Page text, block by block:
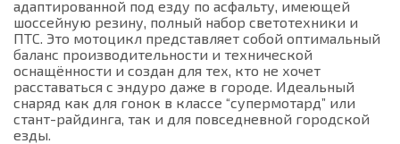
адаптированной под езду по асфальту, имеющей
шоссейную резину, полный набор светотехники и
ПТС. Это мотоцикл представляет собой оптимальный
баланс производительности и технической
оснащённости и создан для тех, кто не хочет
расставаться с эндуро даже в городе. Идеальный
снаряд как для гонок в классе “супермотард” или
стант-райдинга, так и для повседневной городской
езды.